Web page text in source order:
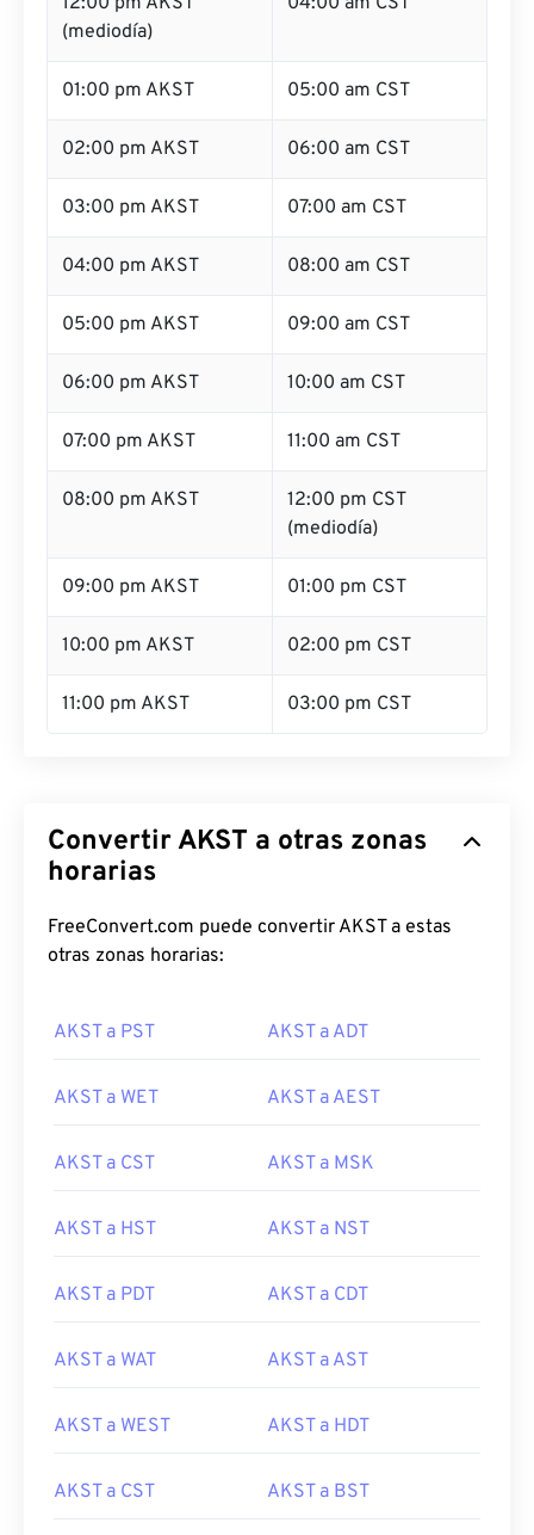
(mediodía)
01:00 pm AKST 05:00 am CST
02:00 pm AKST 06:00 am CST
03:00 pm AKST 07:00 am CST
04:00 pm AKST 08:00 am CST
05:00 pm AKST 09:00 am CST
06:00 pm AKST 10:00 am CST
07:00 pm AKST 11:00 am CST
08:00 pm AKST
12:00 pm CST
(mediodía)
09:00 pm AKST 01:00 pm CST
10:00 pm AKST 02:00 pm CST
11:00 pm AKST 03:00 pm CST
Convertir AKST a otras zonas
horarias
FreeConvert.com puede convertir AKST a estas
otras zonas horarias:
AKST a PST AKST a ADT
AKST a WET AKST a AEST
AKST a CST AKST a MSK
AKST a HST AKST a NST
AKST a PDT AKST a CDT
AKST a WAT AKST a AST
AKST a WEST AKST a HDT
AKST a CST AKST a BST